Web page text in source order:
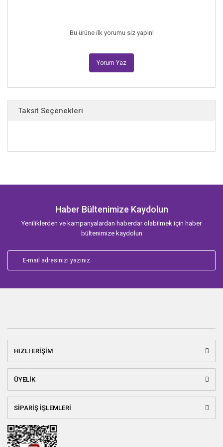
ressam olarak kariyerine Marvel’da başlamış, çok sayıda çizgi roman
üzerinde çalışmıştır. Kendi yazıp resimlediği çizgi romanlar arasında
almaktadır. Eşi ve aynı yumurta ikizleri olan oğulları ile birlikte New
Bu ürüne ilk yorumu siz yapın!
Yorum Yaz
Taksit Seçenekleri
Haber Bültenimize Kaydolun
Yeniliklerden ve kampanyalardan haberdar olabilmek için haber
bültenimize kaydolun
HIZLI ERİŞİM
ÜYELİK
SİPARİŞ İŞLEMLERİ